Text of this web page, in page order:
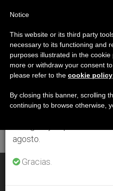
ETIQUETA
Posts
Reunión’
ÚLTIMAS NOTICIAS
Fundación Juan Pablo I:
Aviso importante
Del 27 de julio al 7 de
anual, aprovechando que
se generan menos
agosto.
Gracias.
Notice
This website or its third party
necessary to its functioning and
purposes illustrated in the
more or withdraw your consent
please refer to the cookie policy
By closing this banner, scrolling
continuing to browse otherwise,